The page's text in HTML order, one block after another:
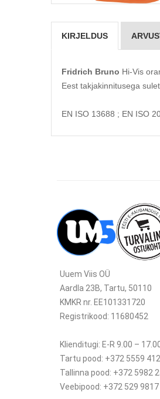
KIRJELDUS
Fridrich Bruno Hi-Vis
Eest takjakinnitusega
EN ISO 13688 ; EN ISO
Uuem Viis OÜ
Aardla 23B, Tartu, 50110
KMKR nr. EE101331720
Registrikood: 11680452
Klienditugi: E-R 9.00 –
Tartu pood: +372 5559
Tallinna pood: +372 5982
Veebipood: +372 529 9817